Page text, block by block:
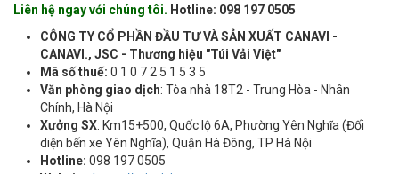
Liên hệ ngay với chúng tôi. Hotline: 098 197 0505
CÔNG TY CỔ PHẦN ĐẦU TƯ VÀ SẢN XUẤT CANAVI -
CANAVI., JSC - Thương hiệu "Túi Vải Việt"
Mã số thuế: 0 1 0 7 2 5 1 5 3 5
Văn phòng giao dịch: Tòa nhà 18T2 - Trung Hòa - Nhân
Chính, Hà Nội
Xưởng SX: Km15+500, Quốc lộ 6A, Phường Yên Nghĩa (Đối
diện bến xe Yên Nghĩa), Quận Hà Đông, TP Hà Nội
Hotline: 098 197 0505